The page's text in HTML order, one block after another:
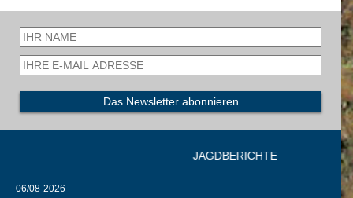
JAGDBERICHTE
06/08-2026